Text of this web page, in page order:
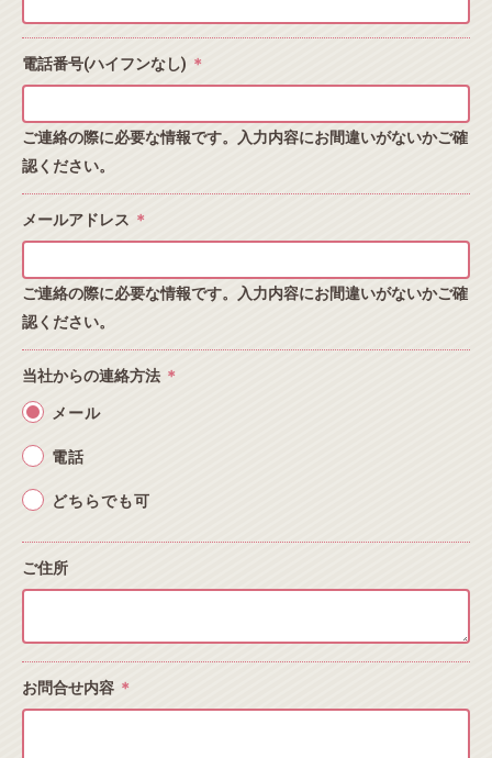
電話番号(ハイフンなし) ＊
ご連絡の際に必要な情報です。入力内容にお間違いがないかご確
認ください。
メールアドレス ＊
ご連絡の際に必要な情報です。入力内容にお間違いがないかご確
認ください。
当社からの連絡方法 ＊
メール
電話
どちらでも可
ご住所
お問合せ内容 ＊